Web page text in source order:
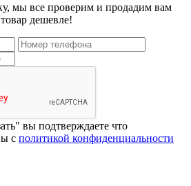
мы все проверим и продадим вам
товар дешевле!
вы подтверждаете что
с политикой конфиденциальности